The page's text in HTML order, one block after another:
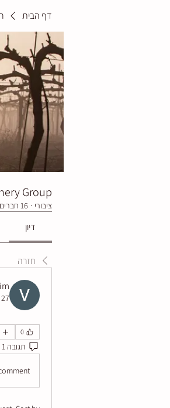
דף הבית
Group
ציבורי · 16 חברים
דיון
חזרה
27 במאי 2026
0
תגובה 1